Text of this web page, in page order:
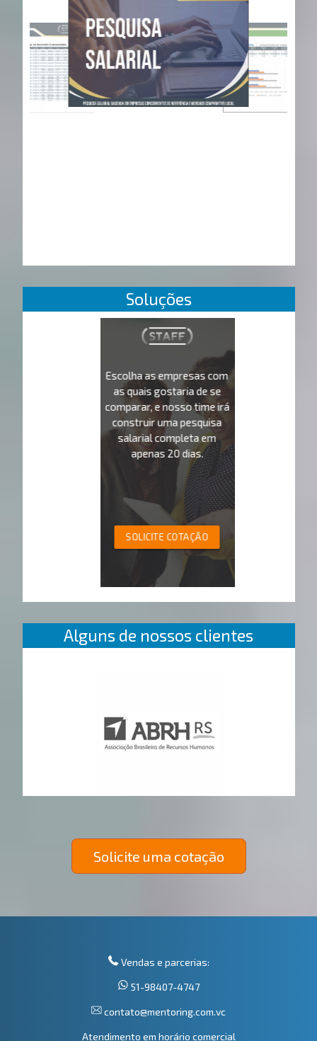
Soluções
Escolha as empresas com
as quais gostaria de se
comparar, e nosso time irá
construir uma pesquisa
salarial completa em
apenas 20 dias.
SOLICITE COTAÇÃO
Alguns de nossos clientes
Solicite uma cotação
Vendas e parcerias:
51-98407-4747
contato@mentoring.com.vc
Atendimento em horário comercial